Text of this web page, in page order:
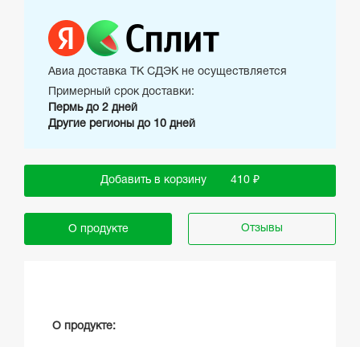
Авиа доставка ТК СДЭК не осуществляется
Примерный срок доставки:
Пермь до 2 дней
Другие регионы до 10 дней
Добавить в корзину 410 ₽
О продукте Отзывы
О продукте: